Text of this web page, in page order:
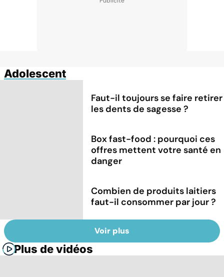
Adolescent
Faut-il toujours se faire retirer
les dents de sagesse ?
Box fast-food : pourquoi ces
offres mettent votre santé en
danger
Combien de produits laitiers
faut-il consommer par jour ?
Voir plus
Plus de vidéos